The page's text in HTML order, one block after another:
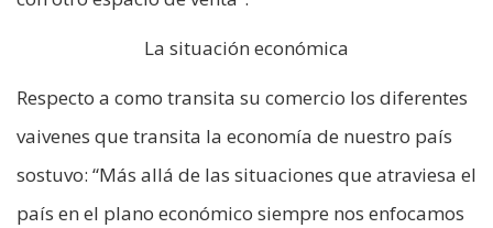
La situación económica
Respecto a como transita su comercio los diferentes
vaivenes que transita la economía de nuestro país
sostuvo: “Más allá de las situaciones que atraviesa el
país en el plano económico siempre nos enfocamos